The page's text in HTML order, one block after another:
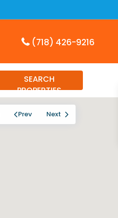
(718) 426-9216
SEARCH
PROPERTIES
Prev Next